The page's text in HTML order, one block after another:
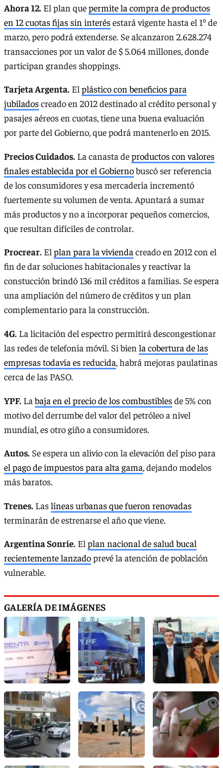
Ahora 12. El plan quepermite la compra de productos
en 12 cuotas fijas sin interésestará vigente hasta el 1º de
marzo, pero podrá extenderse. Se alcanzaron 2.628.274
transacciones por un valor de $ 5.064 millones, donde
participan grandes shoppings.
Tarjeta Argenta. El plástico con beneficios para
jubiladoscreado en 2012 destinado al crédito personal y
pasajes aéreos en cuotas, tiene una buena evaluación
por parte del Gobierno, que podrá mantenerlo en 2015.
Precios Cuidados. La canasta deproductos con valores
finales establecida por el Gobiernobuscó ser referencia
de los consumidores y esa mercadería incrementó
fuertemente su volumen de venta. Apuntará a sumar
más productos y no a incorporar pequeños comercios,
que resultan difíciles de controlar.
Procrear. El plan para la vivienda creado en 2012 con el
fin de dar soluciones habitacionales y reactivar la
constucción brindó 136 mil créditos a familias. Se espera
una ampliación del número de créditos y un plan
complementario para la construcción.
4G. La licitación del espectro permitirá descongestionar
las redes de telefonía móvil. Si bien la cobertura de las
empresas todavía es reducida, habrá mejoras paulatinas
cerca de las PASO.
YPF. La baja en el precio de los combustiblesde 5% con
motivo del derrumbe del valor del petróleo a nivel
mundial, es otro giño a consumidores.
Autos. Se espera un alivio con la elevación del piso para
el pago de impuestos para alta gama, dejando modelos
más baratos.
Trenes. Laslíneas urbanas que fueron renovadas
terminarán de estrenarse el año que viene.
Argentina Sonríe. El plan nacional de salud bucal
recientemente lanzadoprevé la atención de población
vulnerable.
GALERÍA DE IMÁGENES